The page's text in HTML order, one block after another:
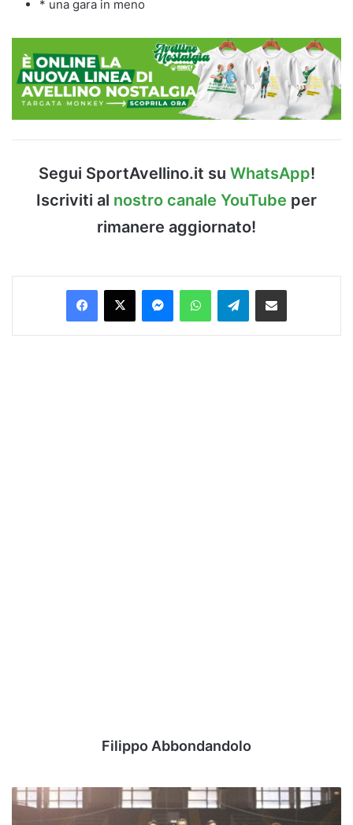
* una gara in meno
Segui SportAvellino.it su WhatsApp!
Iscriviti al nostro canale YouTube per
rimanere aggiornato!
Facebook
X MessengerWhatsAppTelegramCondividi via Email
Filippo Abbondandolo
Del
Fes,